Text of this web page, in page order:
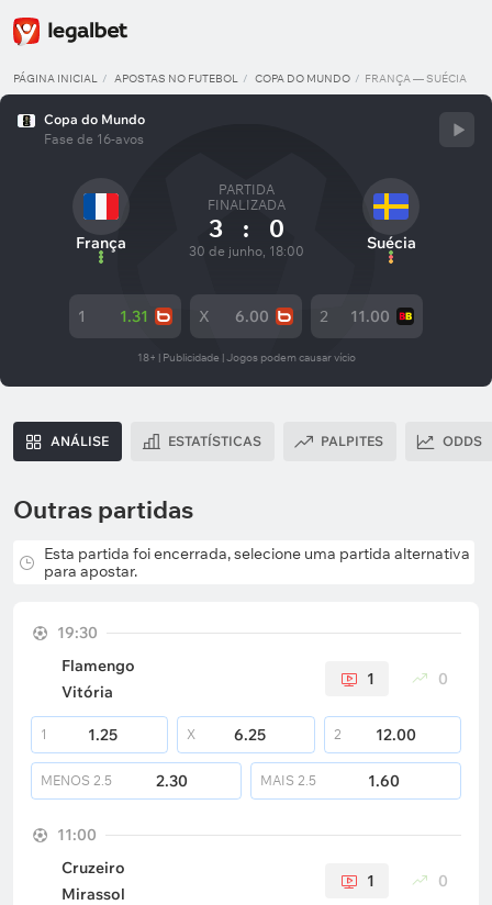
PÁGINA INICIAL APOSTAS NO FUTEBOL COPA DO MUNDO FRANÇA — SUÉCIA
Copa do Mundo
Fase de 16-avos
França
PARTIDA
FINALIZADA
3 : 0
30 de junho, 18:00 Suécia
1 1.31 X 6.00 2 11.00
18+ | Publicidade | Jogos podem causar vício
ANÁLISE ESTATÍSTICAS PALPITES ODDS
Outras partidas
Esta partida foi encerrada, selecione uma partida alternativa
para apostar.
19:30
Flamengo
Vitória
1 0
1 1.25 X 6.25 2 12.00
MENOS 2.5 2.30 MAIS 2.5 1.60
11:00
Cruzeiro
Mirassol
1 0